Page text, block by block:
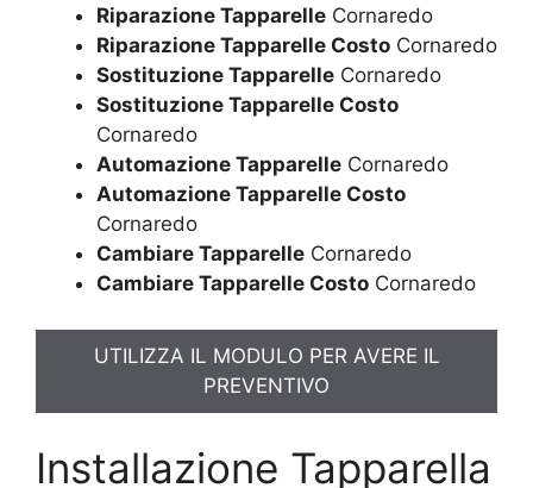
Riparazione Tapparelle Cornaredo
Riparazione Tapparelle Costo Cornaredo
Sostituzione Tapparelle Cornaredo
Sostituzione Tapparelle Costo
Cornaredo
Automazione Tapparelle Cornaredo
Automazione Tapparelle Costo
Cornaredo
Cambiare Tapparelle Cornaredo
Cambiare Tapparelle Costo Cornaredo
UTILIZZA IL MODULO PER AVERE IL
PREVENTIVO
Installazione Tapparella